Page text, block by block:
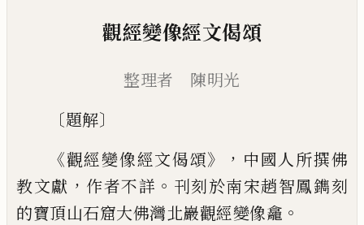
觀經變像經文偈頌
整理者 陳明光
〔題解〕
《觀經變像經文偈頌》， 中國人所撰佛
教文獻 ， 作者不詳 。 刊刻於南宋趙智鳳鐫刻
的寶頂山石窟大佛灣北巖觀經變像龕 。